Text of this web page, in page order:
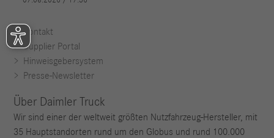
Kontakt
Supplier Portal
Hinweisgebersystem
Presse-Newsletter
Über Daimler Truck
Wir sind einer der weltweit größten Nutzfahrzeug-Hersteller, mit
35 Hauptstandorten rund um den Globus und rund 100.000